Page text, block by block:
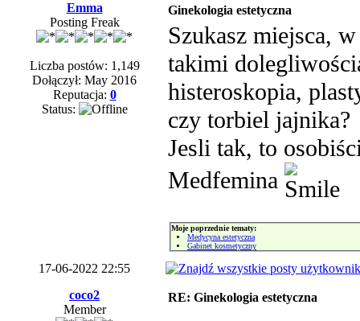
Emma
Posting Freak
Liczba postów: 1,149
Dołączył: May 2016
Reputacja: 0
Status:
Ginekologia estetyczna
Szukasz miejsca,
takimi
histeroskopia,
czy torbiel jajnika?
Jesli tak, to
Medfemina
Moje poprzednie tematy:
Medycyna estetyczna
Gabinet kosmetyczny
17-06-2022 22:55
coco2
Member
RE: Ginekologia estetyczna